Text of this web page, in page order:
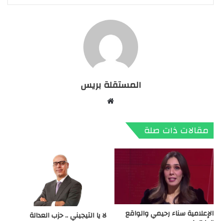
المستقلة بريس
مقالات ذات صلة
الإعلامية سناء رحيمي والواقع لا يا التيجيني .. حزب العدالة